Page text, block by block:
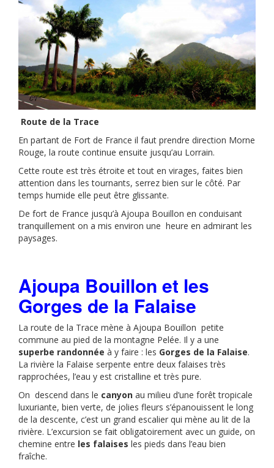
Route de la Trace
En partant de Fort de France il faut prendre direction Morne
Rouge, la route continue ensuite jusqu’au Lorrain.
Cette route est très étroite et tout en virages, faites bien
attention dans les tournants, serrez bien sur le côté. Par
temps humide elle peut être glissante.
De fort de France jusqu’à Ajoupa Bouillon en conduisant
tranquillement on a mis environ une heure en admirant les
paysages.
Ajoupa Bouillon et les
Gorges de la Falaise
La route de la Trace mène à Ajoupa Bouillon petite
commune au pied de la montagne Pelée. Il y a une
superbe randonnée à y faire : les Gorges de la Falaise.
La rivière la Falaise serpente entre deux falaises très
rapprochées, l’eau y est cristalline et très pure.
On descend dans le canyon au milieu d’une forêt tropicale
luxuriante, bien verte, de jolies fleurs s’épanouissent le long
de la descente, c’est un grand escalier qui mène au lit de la
rivière. L’excursion se fait obligatoirement avec un guide, on
chemine entre les falaises les pieds dans l’eau bien
fraîche.